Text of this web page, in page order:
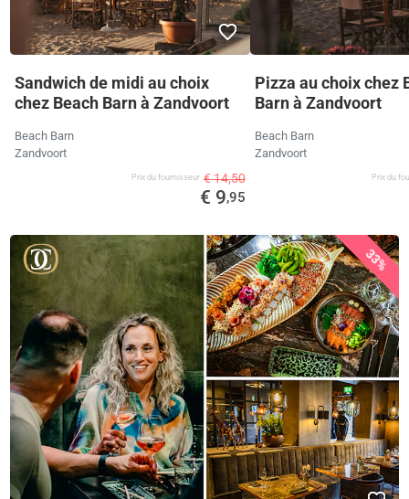
Sandwich de midi au choix
chez Beach Barn à Zandvoort
Beach Barn
Zandvoort
Prix ​​du fournisseur € 14,50
€ 9,95
Pizza au choix chez
Barn à Zandvoort
Beach Barn
Zandvoort
Prix ​​du
33%